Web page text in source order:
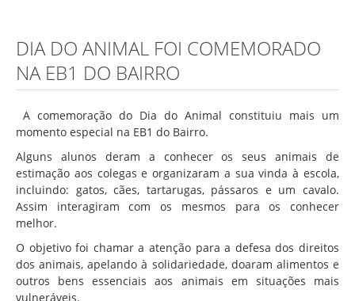
Associação de Estudantes
Erasmus+
Manuais Escolares
Horários
Serviços
Secretarias
Bibliotecas
Reprografias/Papelarias
Bufetes/Bares
DIA DO ANIMAL FOI COMEMORADO
NA EB1 DO BAIRRO
A comemoração do Dia do Animal constituiu mais um
momento especial na EB1 do Bairro.
Alguns alunos deram a conhecer os seus animais de
estimação aos colegas e organizaram a sua vinda à escola,
incluindo: gatos, cães, tartarugas, pássaros e um cavalo.
Assim interagiram com os mesmos para os conhecer
melhor.
O objetivo foi chamar a atenção para a defesa dos direitos
dos animais, apelando à solidariedade, doaram alimentos e
outros bens essenciais aos animais em situações mais
vulneráveis.